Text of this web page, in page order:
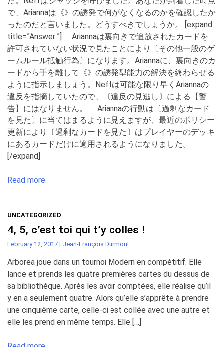
で、Ariannaは《》の誘発で何がなくなるのかを確認したか
ったのだと言いました。どうすべきでしょうか。 [expand
title=”Answer:”] Ariannaは裏向きで追放されたカードを
許可されていない状況で見たことにより〔その他一般のゲ
ームルール抵触行為〕になります。Ariannaに、裏向きのカ
ードから手を離して《》の誘発型能力の解決を終わらせる
ように指示しましょう。Neffは可能な限り早くAriannaの
違反を指摘していたので、〔違反の見逃し〕による【警
告】にはなりません。 Ariannaの行動は〔過剰なカード
を見た〕に当てはまるように見えますが、最近のポリシー
更新により〔過剰なカードを見た〕はプレイヤーのデッキ
にあるカードだけに適用されるようになりました。
[/expand]
Read more.
UNCATEGORIZED
4, 5, c’est toi qui t’y colles !
February 12, 2017 | Jean-François Durmont
Arborea joue dans un tournoi Modern en compétitif. Elle
lance et prends les quatre premières cartes du dessus de
sa bibliothèque. Après les avoir comptées, elle réalise qu’il
y en a seulement quatre. Alors qu’elle s’apprête à prendre
une cinquième carte, celle-ci est collée avec une autre et
elle les prend en même temps. Elle […]